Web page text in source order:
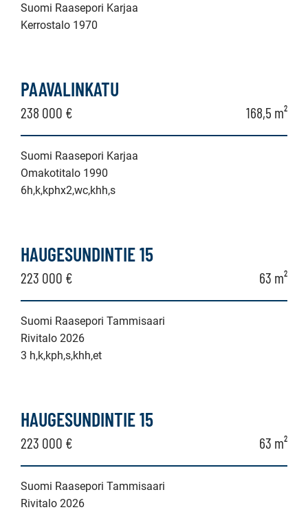
Suomi Raasepori Karjaa
Kerrostalo 1970
PAAVALINKATU
238 000 € 168,5 m²
Suomi Raasepori Karjaa
Omakotitalo 1990
6h,k,kphx2,wc,khh,s
HAUGESUNDINTIE 15
223 000 € 63 m²
Suomi Raasepori Tammisaari
Rivitalo 2026
3 h,k,kph,s,khh,et
HAUGESUNDINTIE 15
223 000 € 63 m²
Suomi Raasepori Tammisaari
Rivitalo 2026